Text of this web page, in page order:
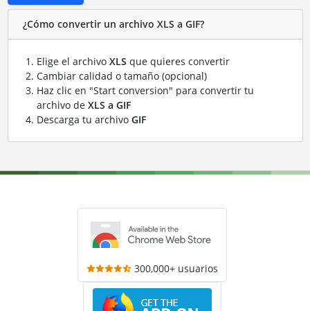
¿Cómo convertir un archivo XLS a GIF?
Elige el archivo XLS que quieres convertir
Cambiar calidad o tamaño (opcional)
Haz clic en "Start conversion" para convertir tu
archivo de XLS a GIF
Descarga tu archivo GIF
300,000+ usuarios